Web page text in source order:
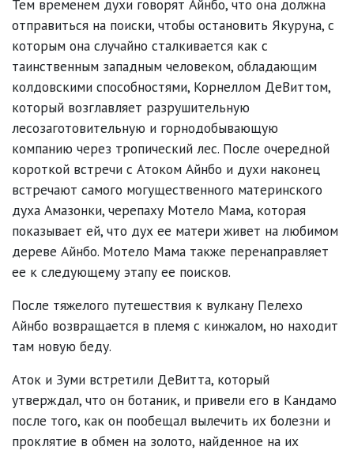
Тем временем духи говорят Айнбо, что она должна
отправиться на поиски, чтобы остановить Якуруна, с
которым она случайно сталкивается как с
таинственным западным человеком, обладающим
колдовскими способностями, Корнеллом ДеВиттом,
который возглавляет разрушительную
лесозаготовительную и горнодобывающую
компанию через тропический лес. После очередной
короткой встречи с Атоком Айнбо и духи наконец
встречают самого могущественного материнского
духа Амазонки, черепаху Мотело Мама, которая
показывает ей, что дух ее матери живет на любимом
дереве Айнбо. Мотело Мама также перенаправляет
ее к следующему этапу ее поисков.
После тяжелого путешествия к вулкану Пелехо
Айнбо возвращается в племя с кинжалом, но находит
там новую беду.
Аток и Зуми встретили ДеВитта, который
утверждал, что он ботаник, и привели его в Кандамо
после того, как он пообещал вылечить их болезни и
проклятие в обмен на золото, найденное на их